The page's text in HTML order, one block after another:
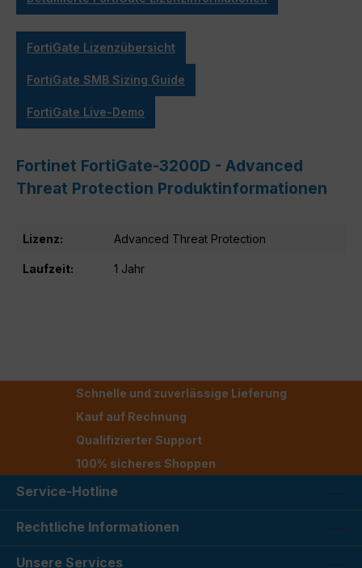
FortiGate Lizenzübersicht
FortiGate SMB Sizing Guide
FortiGate Live-Demo
Fortinet FortiGate-3200D - Advanced
Threat Protection Produktinformationen
Lizenz: Advanced Threat Protection
Laufzeit: 1 Jahr
Schnelle und zuverlässige Lieferung
Kauf auf Rechnung
Qualifizierter Support
100% sicheres Shoppen
Service-Hotline
Rechtliche Informationen
Unsere Services